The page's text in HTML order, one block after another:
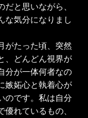
と思いながら、
な気分になりまし
がたった頃、突然
、どんどん視界が
分が一体何者なの
嫉妬心と執着心が
のです。私は自分
れているもの、